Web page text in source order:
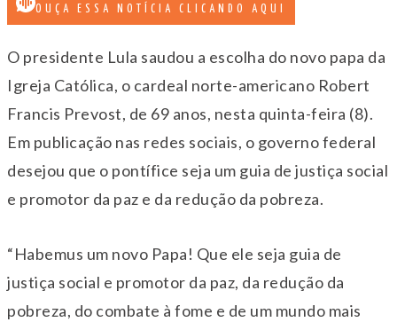
OUÇA ESSA NOTÍCIA CLICANDO AQUI
O presidente Lula saudou a escolha do novo papa da
Igreja Católica, o cardeal norte-americano Robert
Francis Prevost, de 69 anos, nesta quinta-feira (8).
Em publicação nas redes sociais, o governo federal
desejou que o pontífice seja um guia de justiça social
e promotor da paz e da redução da pobreza.
“Habemus um novo Papa! Que ele seja guia de
justiça social e promotor da paz, da redução da
pobreza, do combate à fome e de um mundo mais